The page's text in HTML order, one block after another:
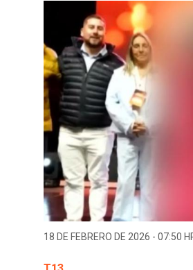
18 DE FEBRERO DE 2026 - 07:50